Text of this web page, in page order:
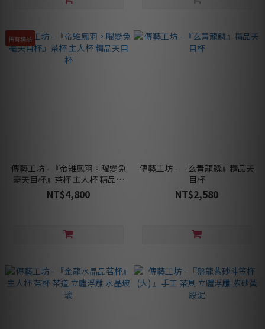
稀有精品
傳藝工坊 - 『帝雉鳳羽。曜變兔
毫天目杯』茶杯 主人杯 精品天
目杯
NT$4,800
傳藝工坊 - 『玄青龍鱗』精品天
目杯
NT$2,580